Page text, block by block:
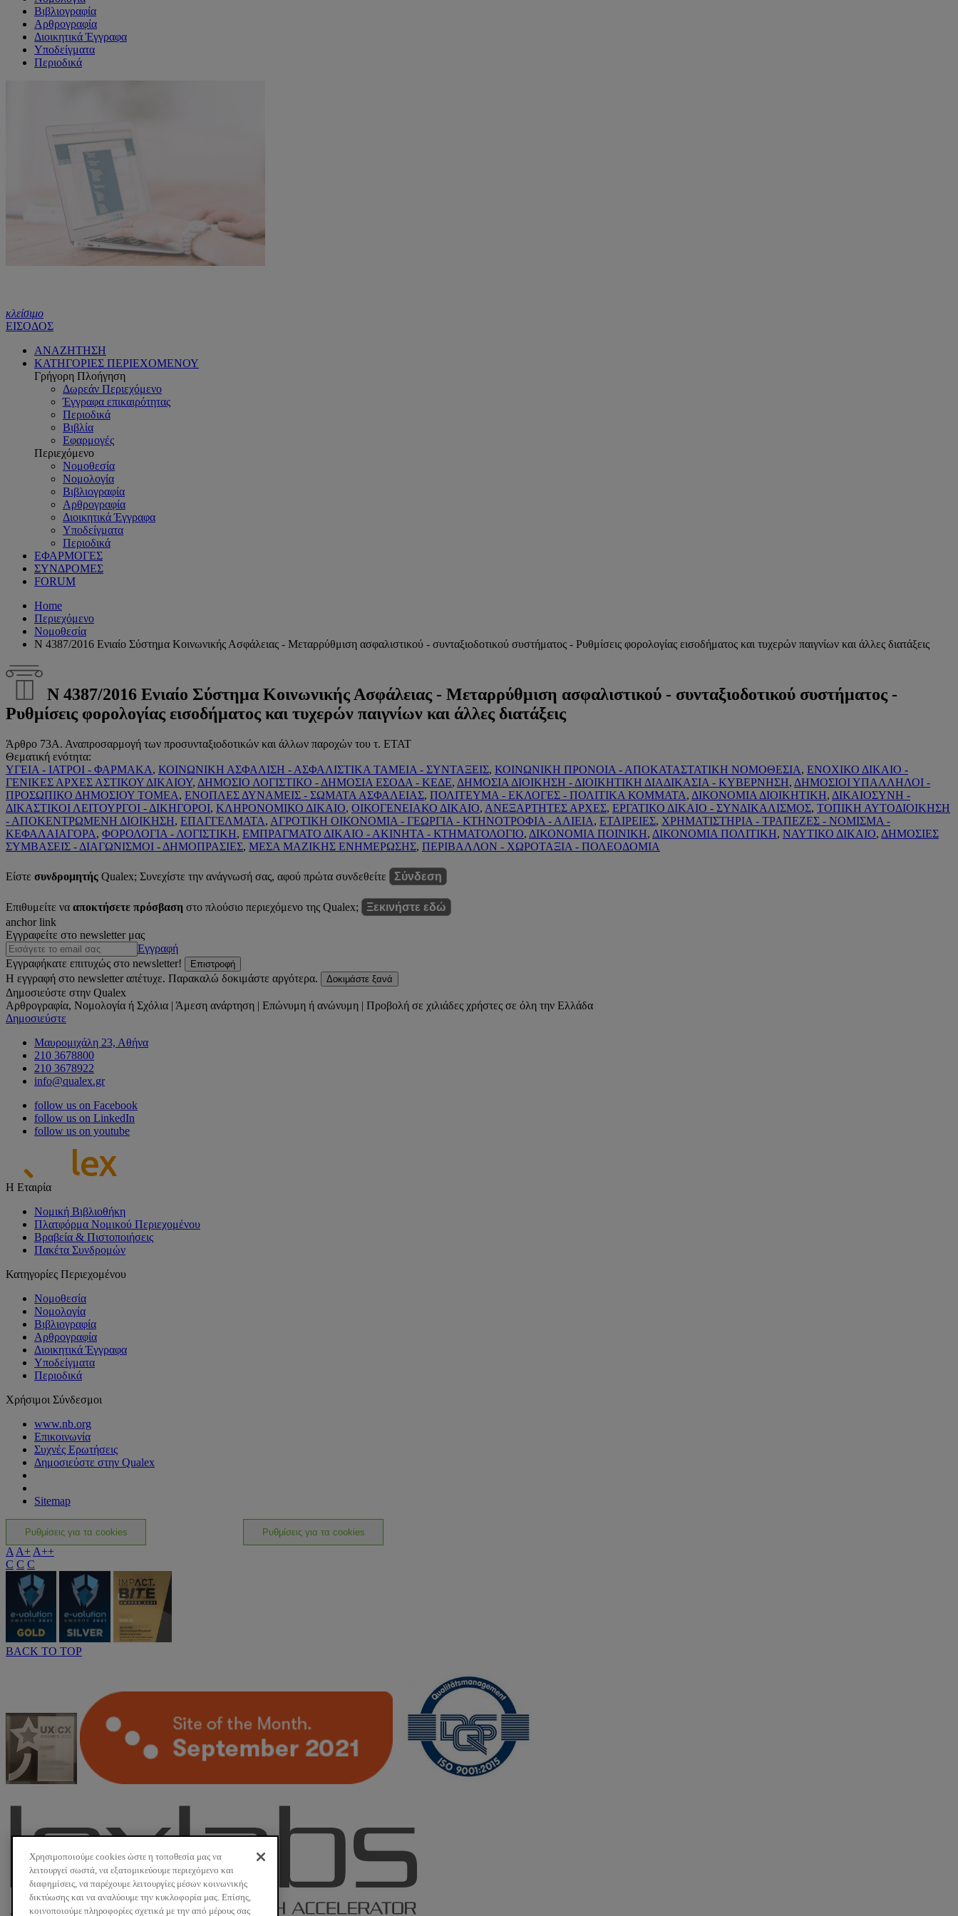
Βιβλιογραφία
Αρθρογραφία
Διοικητικά Έγγραφα
Υποδείγματα
Περιοδικά
κλείσιμο
ΕΙΣΟΔΟΣ
ΑΝΑΖΗΤΗΣΗ
ΚΑΤΗΓΟΡΙΕΣ ΠΕΡΙΕΧΟΜΕΝΟΥ
Γρήγορη Πλοήγηση
Δωρεάν Περιεχόμενο
Έγγραφα επικαιρότητας
Περιοδικά
Βιβλία
Εφαρμογές
Περιεχόμενο
Νομοθεσία
Νομολογία
Βιβλιογραφία
Αρθρογραφία
Διοικητικά Έγγραφα
Υποδείγματα
Περιοδικά
ΕΦΑΡΜΟΓΕΣ
ΣΥΝΔΡΟΜΕΣ
FORUM
Home
Περιεχόμενο
Νομοθεσία
Ν 4387/2016 Ενιαίο Σύστημα Κοινωνικής Ασφάλειας - Μεταρρύθμιση ασφαλιστικού - συνταξιοδοτικού συστήματος - Ρυθμίσεις φορολογίας εισοδήματος και τυχερών παιγνίων και άλλες διατάξεις
Ν 4387/2016 Ενιαίο Σύστημα Κοινωνικής Ασφάλειας - Μεταρρύθμιση ασφαλιστικού - συνταξιοδοτικού συστήματος -
Ρυθμίσεις φορολογίας εισοδήματος και τυχερών παιγνίων και άλλες διατάξεις
Άρθρο 73Α. Αναπροσαρμογή των προσυνταξιοδοτικών και άλλων παροχών του τ. ΕΤΑΤ
Θεματική ενότητα:
ΥΓΕΙΑ - ΙΑΤΡΟΙ - ΦΑΡΜΑΚΑ, ΚΟΙΝΩΝΙΚΗ ΑΣΦΑΛΙΣΗ - ΑΣΦΑΛΙΣΤΙΚΑ ΤΑΜΕΙΑ - ΣΥΝΤΑΞΕΙΣ, ΚΟΙΝΩΝΙΚΗ ΠΡΟΝΟΙΑ - ΑΠΟΚΑΤΑΣΤΑΤΙΚΗ ΝΟΜΟΘΕΣΙΑ, ΕΝΟΧΙΚΟ ΔΙΚΑΙΟ -
ΓΕΝΙΚΕΣ ΑΡΧΕΣ ΑΣΤΙΚΟΥ ΔΙΚΑΙΟΥ, ΔΗΜΟΣΙΟ ΛΟΓΙΣΤΙΚΟ - ΔΗΜΟΣΙΑ ΕΣΟΔΑ - ΚΕΔΕ, ΔΗΜΟΣΙΑ ΔΙΟΙΚΗΣΗ - ΔΙΟΙΚΗΤΙΚΗ ΔΙΑΔΙΚΑΣΙΑ - ΚΥΒΕΡΝΗΣΗ, ΔΗΜΟΣΙΟΙ ΥΠΑΛΛΗΛΟΙ -
ΠΡΟΣΩΠΙΚΟ ΔΗΜΟΣΙΟΥ ΤΟΜΕΑ, ΕΝΟΠΛΕΣ ΔΥΝΑΜΕΙΣ - ΣΩΜΑΤΑ ΑΣΦΑΛΕΙΑΣ, ΠΟΛΙΤΕΥΜΑ - ΕΚΛΟΓΕΣ - ΠΟΛΙΤΙΚΑ ΚΟΜΜΑΤΑ, ΔΙΚΟΝΟΜΙΑ ΔΙΟΙΚΗΤΙΚΗ, ΔΙΚΑΙΟΣΥΝΗ -
ΔΙΚΑΣΤΙΚΟΙ ΛΕΙΤΟΥΡΓΟΙ - ΔΙΚΗΓΟΡΟΙ, ΚΛΗΡΟΝΟΜΙΚΟ ΔΙΚΑΙΟ, ΟΙΚΟΓΕΝΕΙΑΚΟ ΔΙΚΑΙΟ, ΑΝΕΞΑΡΤΗΤΕΣ ΑΡΧΕΣ, ΕΡΓΑΤΙΚΟ ΔΙΚΑΙΟ - ΣΥΝΔΙΚΑΛΙΣΜΟΣ, ΤΟΠΙΚΗ ΑΥΤΟΔΙΟΙΚΗΣΗ
- ΑΠΟΚΕΝΤΡΩΜΕΝΗ ΔΙΟΙΚΗΣΗ, ΕΠΑΓΓΕΛΜΑΤΑ, ΑΓΡΟΤΙΚΗ ΟΙΚΟΝΟΜΙΑ - ΓΕΩΡΓΙΑ - ΚΤΗΝΟΤΡΟΦΙΑ - ΑΛΙΕΙΑ, ΕΤΑΙΡΕΙΕΣ, ΧΡΗΜΑΤΙΣΤΗΡΙΑ - ΤΡΑΠΕΖΕΣ - ΝΟΜΙΣΜΑ -
ΚΕΦΑΛΑΙΑΓΟΡΑ, ΦΟΡΟΛΟΓΙΑ - ΛΟΓΙΣΤΙΚΗ, ΕΜΠΡΑΓΜΑΤΟ ΔΙΚΑΙΟ - ΑΚΙΝΗΤΑ - ΚΤΗΜΑΤΟΛΟΓΙΟ, ΔΙΚΟΝΟΜΙΑ ΠΟΙΝΙΚΗ, ΔΙΚΟΝΟΜΙΑ ΠΟΛΙΤΙΚΗ, ΝΑΥΤΙΚΟ ΔΙΚΑΙΟ, ΔΗΜΟΣΙΕΣ
ΣΥΜΒΑΣΕΙΣ - ΔΙΑΓΩΝΙΣΜΟΙ - ΔΗΜΟΠΡΑΣΙΕΣ, ΜΕΣΑ ΜΑΖΙΚΗΣ ΕΝΗΜΕΡΩΣΗΣ, ΠΕΡΙΒΑΛΛΟΝ - ΧΩΡΟΤΑΞΙΑ - ΠΟΛΕΟΔΟΜΙΑ
Είστε συνδρομητής Qualex; Συνεχίστε την ανάγνωσή σας, αφού πρώτα συνδεθείτε Σύνδεση
Επιθυμείτε να αποκτήσετε πρόσβαση στο πλούσιο περιεχόμενο της Qualex;
Ξεκινήστε εδώ
anchor link
Εγγραφείτε στο newsletter μας
Εγγραφή
Εγγραφήκατε επιτυχώς στο newsletter!
Επιστροφή
Η εγγραφή στο newsletter απέτυχε. Παρακαλώ δοκιμάστε αργότερα. Δοκιμάστε ξανά
Δημοσιεύστε στην Qualex
Αρθρογραφία, Νομολογία ή Σχόλια | Άμεση ανάρτηση | Επώνυμη ή ανώνυμη | Προβολή σε χιλιάδες χρήστες σε όλη την Ελλάδα
Δημοσιεύστε
Μαυρομιχάλη 23, Αθήνα
210 3678800
210 3678922
info@qualex.gr
follow us on Facebook
follow us on LinkedIn
follow us on youtube
Η Εταιρία
Νομική Βιβλιοθήκη
Πλατφόρμα Νομικού Περιεχομένου
Βραβεία & Πιστοποιήσεις
Πακέτα Συνδρομών
Κατηγορίες Περιεχομένου
Νομοθεσία
Νομολογία
Βιβλιογραφία
Αρθρογραφία
Διοικητικά Έγγραφα
Υποδείγματα
Περιοδικά
Χρήσιμοι Σύνδεσμοι
www.nb.org
Επικοινωνία
Συχνές Ερωτήσεις
Δημοσιεύστε στην Qualex
Sitemap
Ρυθμίσεις για τα cookies Ρυθμίσεις για τα cookies
A A+ A++
C C C
BACK TO TOP
Χρησιμοποιούμε cookies ώστε η τοποθεσία μας να
λειτουργεί σωστά, να εξατομικεύουμε περιεχόμενο και
διαφημίσεις, να παρέχουμε λειτουργίες μέσων κοινωνικής
δικτύωσης και να αναλύουμε την κυκλοφορία μας. Επίσης,
κοινοποιούμε πληροφορίες σχετικά με την από μέρους σας